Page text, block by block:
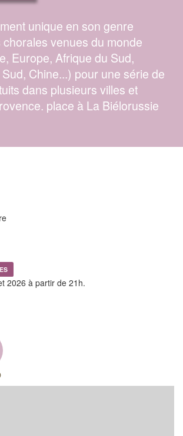
unique en son genre
venues du monde
Europe, Afrique du Sud,
Chine...) pour une série de
dans plusieurs villes et
place à La Biélorussie
2026 à partir de 21h.